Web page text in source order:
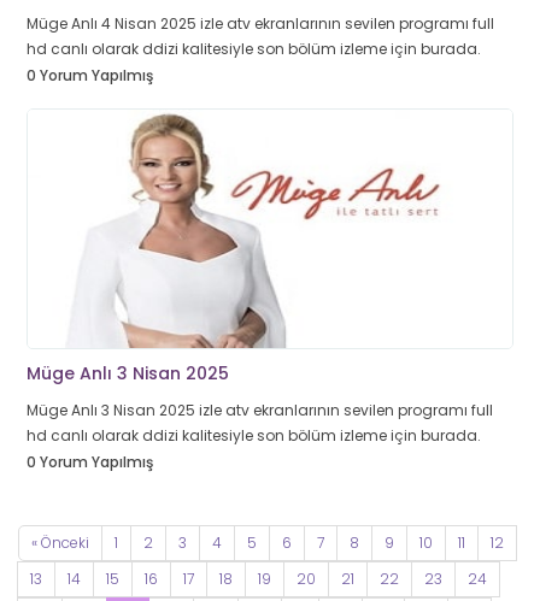
Müge Anlı 4 Nisan 2025 izle atv ekranlarının sevilen programı full
hd canlı olarak ddizi kalitesiyle son bölüm izleme için burada.
0 Yorum Yapılmış
Müge Anlı 3 Nisan 2025
Müge Anlı 3 Nisan 2025 izle atv ekranlarının sevilen programı full
hd canlı olarak ddizi kalitesiyle son bölüm izleme için burada.
0 Yorum Yapılmış
« Önceki 1 2 3 4 5 6 7 8 9 10 11
12
13
14 15 16 17 18 19 20 21 22 23
24